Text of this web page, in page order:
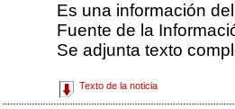
Es una información
Fuente de la
Se adjunta texto
Texto de la noticia